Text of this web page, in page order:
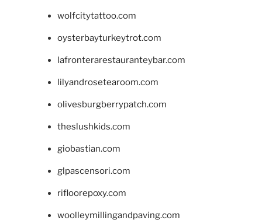
wolfcitytattoo.com
oysterbayturkeytrot.com
lafronterarestauranteybar.com
lilyandrosetearoom.com
olivesburgberrypatch.com
theslushkids.com
giobastian.com
glpascensori.com
rifloorepoxy.com
woolleymillingandpaving.com